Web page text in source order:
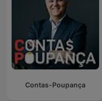
Contas-Poupança